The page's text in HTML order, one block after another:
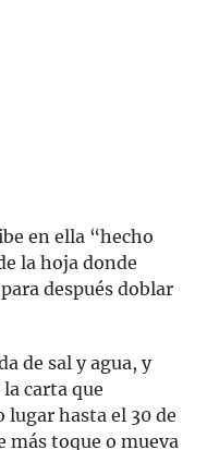
en ella “hecho
la hoja donde
después doblar
de sal y agua, y
carta que
hasta el 30 de
más toque o mueva